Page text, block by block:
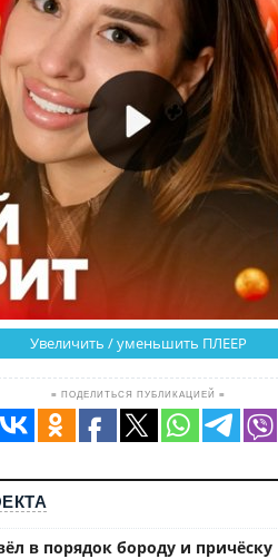
Увеличить / уменьшить ПЛЕЕР
≡ ПОДЕЛИТЬСЯ ПУБЛИКАЦИЕЙ ≡
в порядок бороду и причёску